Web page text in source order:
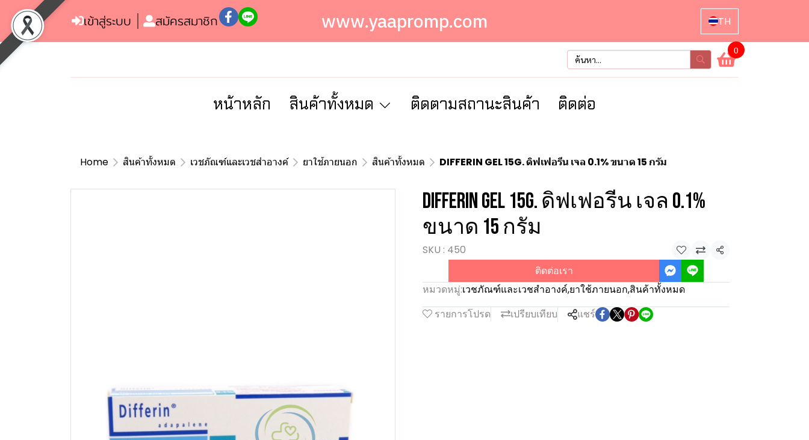
เข้าสู่ระบบ สมัครสมาชิก www.yaapromp.com TH
0
หน้าหลัก สินค้าทั้งหมด ติดตามสถานะสินค้า ติดต่อ
Home สินค้าทั้งหมด เวชภัณฑ์และเวชสำอางค์ ยาใช้ภายนอก สินค้าทั้งหมด DIFFERIN GEL 15G. ดิฟเฟอรีน เจล 0.1% ขนาด 15 กรัม
DIFFERIN GEL 15G. ดิฟเฟอรีน เจล 0.1%
ขนาด 15 กรัม
SKU : 450
แชร์
ติดต่อเรา
หมวดหมู่:เวชภัณฑ์และเวชสำอางค์,ยาใช้ภายนอก,สินค้าทั้งหมด
รายการโปรด
เปรียบเทียบ แชร์